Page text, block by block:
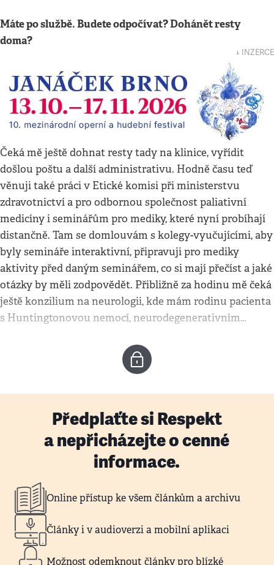
Máte po službě. Budete odpočívat? Dohánět resty
doma?
↓ INZERCE
Čeká mě ještě dohnat resty tady na klinice, vyřídit
došlou poštu a další administrativu. Hodně času teď
věnuji také práci v Etické komisi při ministerstvu
zdravotnictví a pro odbornou společnost paliativní
medicíny i seminářům pro mediky, které nyní probíhají
distančně. Tam se domlouvám s kolegy-vyučujícími, aby
byly semináře interaktivní, připravuji pro mediky
aktivity před daným seminářem, co si mají přečíst a jaké
otázky by měli zodpovědět. Přibližně za hodinu mě čeká
ještě konzilium na neurologii, kde mám rodinu pacienta
s Huntingtonovou nemocí, neurodegenerativním…
Předplaťte si Respekt
a nepřicházejte o cenné
informace.
Online přístup ke všem článkům a archivu
Články i v audioverzi a mobilní aplikaci
Možnost odemknout články pro blízké